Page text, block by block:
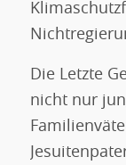
Die Letzte
nicht nur